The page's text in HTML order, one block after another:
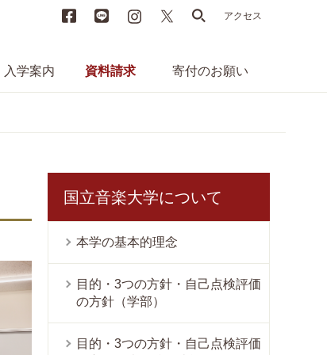
FacebookLINE instagram search
アクセス
入学案内 資料請求 寄付のお願い
国立音楽大学について
本学の基本的理念
目的・3つの方針・自己点検評価
の方針（学部）
目的・3つの方針・自己点検評価